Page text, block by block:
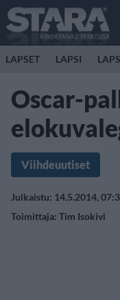
LAPSET LAPSI
Oscar-
Viihdeuutiset
Julkaistu: 14.5.2014,
Toimittaja: Tim Isokivi